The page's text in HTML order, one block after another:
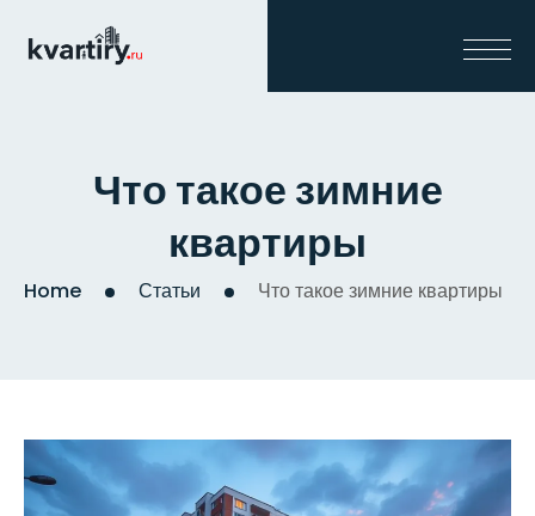
Что такое зимние
квартиры
Home Статьи Что такое зимние квартиры